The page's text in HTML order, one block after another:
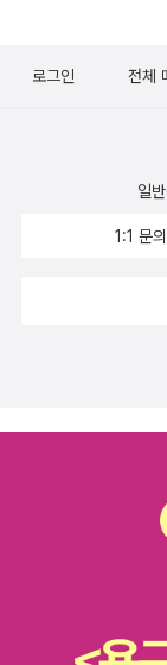
이어야 한다고 여
끝없다. 거꾸로 모
이미 있는 큰잿더
이 있는 작은집”으
a pluie
가꾼다. 《열두 달
의 무혐의https://
6084744?sid=102
지지 선언
반환해야https://
로그인 전체
일
1:1 문의